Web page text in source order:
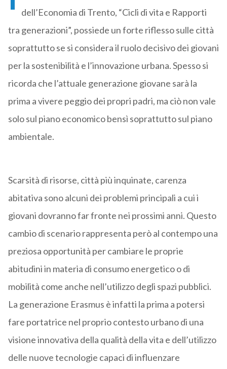
dell’Economia di Trento, “Cicli di vita e Rapporti
tra generazioni”, possiede un forte riflesso sulle città
soprattutto se si considera il ruolo decisivo dei giovani
per la sostenibilità e l’innovazione urbana. Spesso si
ricorda che l’attuale generazione giovane sarà la
prima a vivere peggio dei propri padri, ma ciò non vale
solo sul piano economico bensì soprattutto sul piano
ambientale.
Scarsità di risorse, città più inquinate, carenza
abitativa sono alcuni dei problemi principali a cui i
giovani dovranno far fronte nei prossimi anni. Questo
cambio di scenario rappresenta però al contempo una
preziosa opportunità per cambiare le proprie
abitudini in materia di consumo energetico o di
mobilità come anche nell’utilizzo degli spazi pubblici.
La generazione Erasmus è infatti la prima a potersi
fare portatrice nel proprio contesto urbano di una
visione innovativa della qualità della vita e dell’utilizzo
delle nuove tecnologie capaci di influenzare